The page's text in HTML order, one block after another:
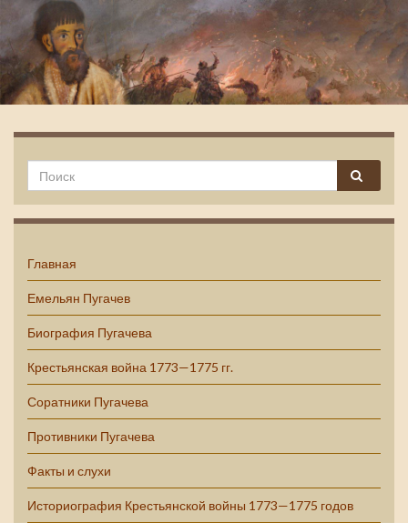
Емельян Пугачев
Главная
Емельян Пугачев
Биография Пугачева
Крестьянская война 1773—1775 гг.
Соратники Пугачева
Противники Пугачева
Факты и слухи
Историография Крестьянской войны 1773—1775 годов